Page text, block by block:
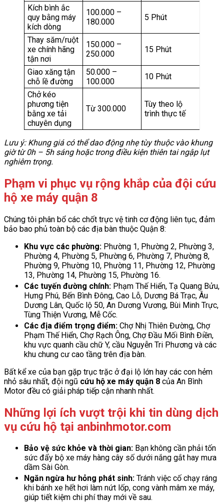
Kích bình ắc
quy bằng máy
kích dòng
100.000 –
180.000
5 Phút
Thay săm/ruột
xe chính hãng
tận nơi
150.000 –
250.000
15 Phút
Giao xăng tận
chỗ lề đường
50.000 –
100.000
10 Phút
Chở kéo
phương tiện
bằng xe tải
chuyên dụng
Từ 300.000
Tùy theo lộ
trình thực tế
Lưu ý: Khung giá có thể dao động nhẹ tùy thuộc vào khung
giờ từ 0h – 5h sáng hoặc trong điều kiện thiên tai ngập lụt
nghiêm trọng.
Phạm vi phục vụ rộng khắp của đội cứu
hộ xe máy quận 8
Chúng tôi phân bổ các chốt trực vệ tinh cơ động liên tục, đảm
bảo bao phủ toàn bộ các địa bàn thuộc Quận 8:
Khu vực các phường: Phường 1, Phường 2, Phường 3,
Phường 4, Phường 5, Phường 6, Phường 7, Phường 8,
Phường 9, Phường 10, Phường 11, Phường 12, Phường
13, Phường 14, Phường 15, Phường 16.
Các tuyến đường chính: Phạm Thế Hiển, Tạ Quang Bửu,
Hưng Phú, Bến Bình Đông, Cao Lỗ, Dương Bá Trạc, Âu
Dương Lân, Quốc lộ 50, An Dương Vương, Bùi Minh Trực,
Tùng Thiện Vương, Mễ Cốc.
Các địa điểm trọng điểm: Chợ Nhị Thiên Đường, Chợ
Phạm Thế Hiển, Chợ Rạch Ông, Chợ Đầu Mối Bình Điền,
khu vực quanh cầu chữ Y, cầu Nguyễn Tri Phương và các
khu chung cư cao tầng trên địa bàn.
Bất kể xe của bạn gặp trục trặc ở đại lộ lớn hay các con hẻm
nhỏ sâu nhất, đội ngũ cứu hộ xe máy quận 8 của An Bình
Motor đều có giải pháp tiếp cận nhanh nhất.
Những lợi ích vượt trội khi tin dùng dịch
vụ cứu hộ tại anbinhmotor.com
Bảo vệ sức khỏe và thời gian: Bạn không cần phải tốn
sức đẩy bộ xe máy hàng cây số dưới nắng gắt hay mưa
dầm Sài Gòn.
Ngăn ngừa hư hỏng phát sinh: Tránh việc cố chạy ráng
khi bánh xe hết hơi làm nứt lốp, cong vành mâm xe máy,
giúp tiết kiệm chi phí thay mới về sau.